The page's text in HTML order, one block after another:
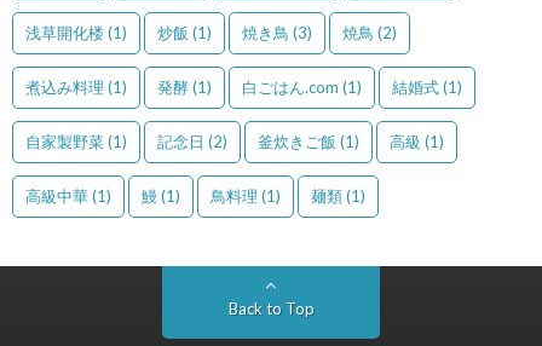
浅草開化楼(1) 炒飯 (1) 焼き鳥 (3) 焼鳥 (2)
煮込み料理 (1) 発酵(1) 白ごはん.com (1) 結婚式(1)
自家製野菜(1) 記念日 (2) 釜炊きご飯 (1) 高級 (1)
高級中華(1) 鰻(1) 鳥料理 (1) 麺類(1)
Back to Top